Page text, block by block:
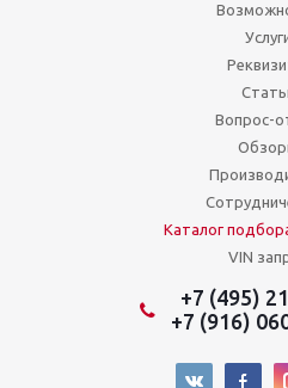
Вопрос-
Каталог
VIN
+7 (495)
+7 (916)